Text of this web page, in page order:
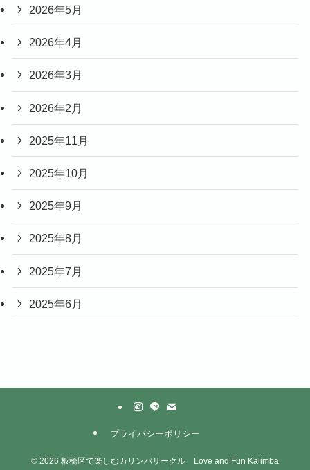
2026年5月
2026年4月
2026年3月
2026年2月
2025年11月
2025年10月
2025年9月
2025年8月
2025年7月
2025年6月
プライバシーポリシー
© 2026 板橋区で楽しむカリンバサークル Love and Fun Kalimba